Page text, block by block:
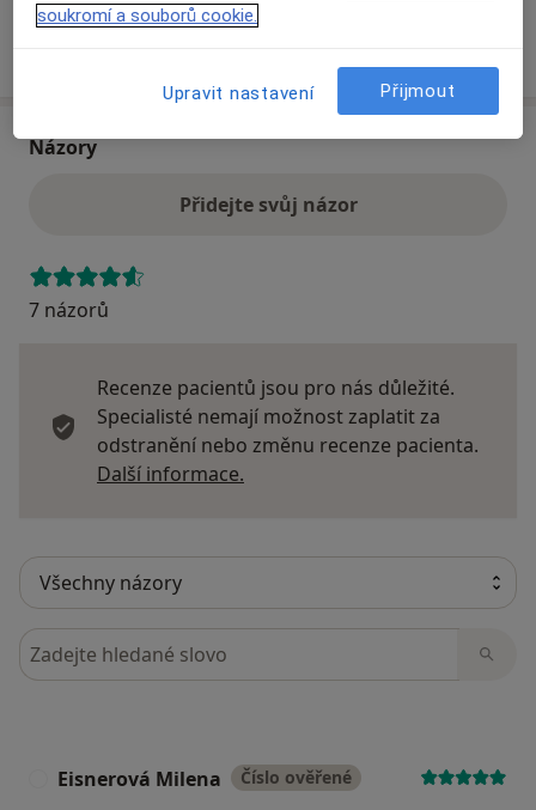
Názory
Přidejte svůj názor
7 názorů
Recenze pacientů jsou pro nás důležité.
Specialisté nemají možnost zaplatit za
odstranění nebo změnu recenze pacienta.
Další informace.
Hledejte v názorech
Eisnerová Milena Číslo ověřené
soukromí a souborů cookie.
Upravit nastavení Přijmout